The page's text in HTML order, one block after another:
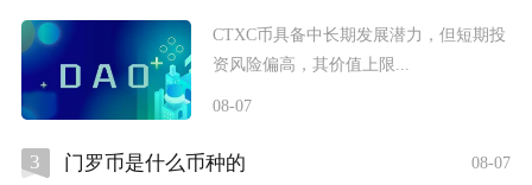
CTXC币具备中长期发展潜力，但短期投
资风险偏高，其价值上限...
08-07
3 门罗币是什么币种的 08-07